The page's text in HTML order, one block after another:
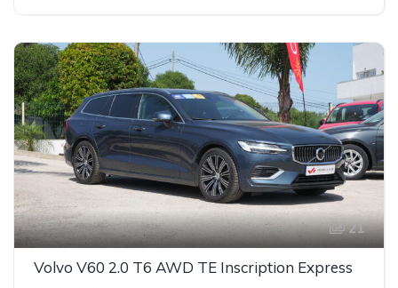
21
Volvo V60 2.0 T6 AWD TE Inscription Express